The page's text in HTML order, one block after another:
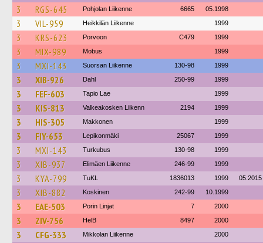
3
RGS-645 Pohjolan Liikenne 6665 05.1998
3 VIL-959 Heikkilän Liikenne 1999
3 KRS-623 Porvoon C479 1999
3 MIX-989 Mobus 1999
3 MXI-143 Suorsan Liikenne 130-98 1999
3 XIB-926 Dahl 250-99 1999
3 FEF-603 Tapio Lae 1999
3 KIS-813 Valkeakosken Liikenn 2194 1999
3 HIS-305 Makkonen 1999
3 FIY-653 Lepikonmäki 25067 1999
3 MXI-143 Turkubus 130-98 1999
3 XIB-937 Elimäen Liikenne 246-99 1999
3 KYA-799 TuKL 1836013 1999 05.2015
3 XIB-882 Koskinen 242-99 10.1999
3 EAE-503 Porin Linjat 7 2000
3 ZIV-756 HelB 8497 2000
3 CFG-333 Mikkolan Liikenne 2000